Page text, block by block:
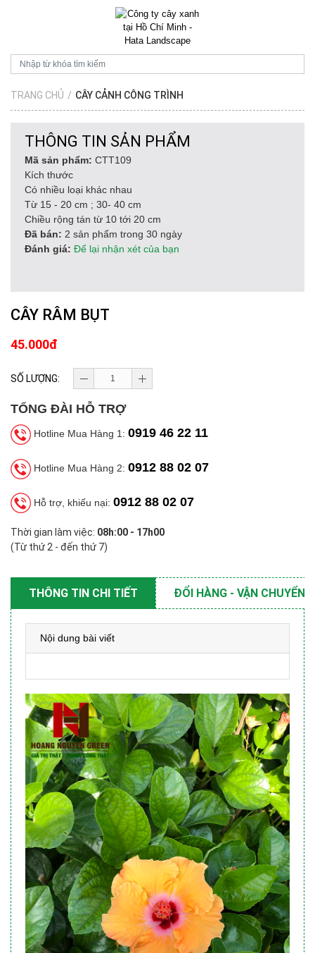
TRANG CHỦ / CÂY CẢNH CÔNG TRÌNH
THÔNG TIN SẢN PHẨM
Mã sản phẩm: CTT109
Kích thước
Có nhiều loại khác nhau
Từ 15 - 20 cm ; 30- 40 cm
Chiều rộng tán từ 10 tới 20 cm
Đã bán: 2 sản phẩm trong 30 ngày
Đánh giá: Để lại nhận xét của bạn
CÂY RÂM BỤT
45.000đ
SỐ LƯỢNG:
TỔNG ĐÀI HỖ TRỢ
Hotline Mua Hàng 1: 0919 46 22 11
Hotline Mua Hàng 2: 0912 88 02 07
Hỗ trợ, khiếu nại: 0912 88 02 07
Thời gian làm việc: 08h:00 - 17h00
(Từ thứ 2 - đến thứ 7)
THÔNG TIN CHI TIẾT ĐỔI HÀNG - VẬN CHUYỂN
Nội dung bài viết